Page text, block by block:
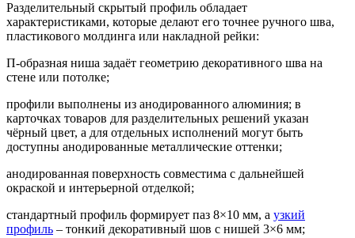
Разделительный скрытый профиль обладает
характеристиками, которые делают его точнее ручного шва,
пластикового молдинга или накладной рейки:
П-образная ниша задаёт геометрию декоративного шва на
стене или потолке;
профили выполнены из анодированного алюминия; в
карточках товаров для разделительных решений указан
чёрный цвет, а для отдельных исполнений могут быть
доступны анодированные металлические оттенки;
анодированная поверхность совместима с дальнейшей
окраской и интерьерной отделкой;
стандартный профиль формирует паз 8×10 мм, а узкий
профиль – тонкий декоративный шов с нишей 3×6 мм;